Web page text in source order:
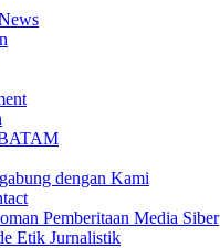
dengan Kami
Pemberitaan Media Siber
Etik Jurnalistik